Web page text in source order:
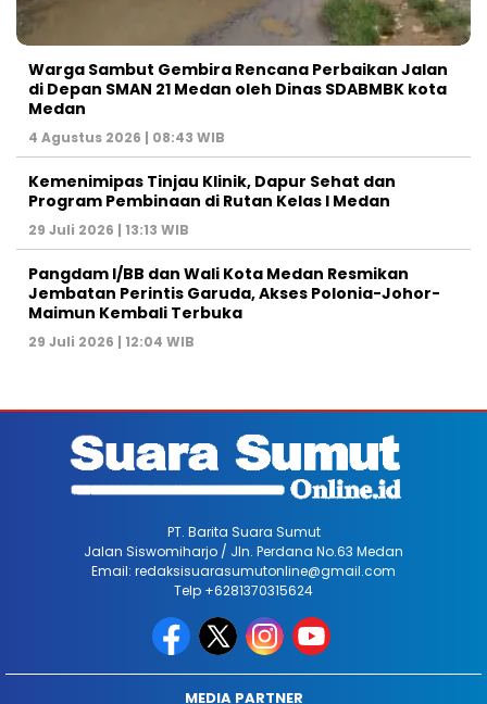
Warga Sambut Gembira Rencana Perbaikan Jalan
di Depan SMAN 21 Medan oleh Dinas SDABMBK kota
Medan
4 Agustus 2026 | 08:43 WIB
Kemenimipas Tinjau Klinik, Dapur Sehat dan
Program Pembinaan di Rutan Kelas I Medan
29 Juli 2026 | 13:13 WIB
Pangdam I/BB dan Wali Kota Medan Resmikan
Jembatan Perintis Garuda, Akses Polonia-Johor-
Maimun Kembali Terbuka
29 Juli 2026 | 12:04 WIB
PT. Barita Suara Sumut
Jalan Siswomiharjo / Jln. Perdana No.63 Medan
Email: redaksisuarasumutonline@gmail.com
Telp +6281370315624
MEDIA PARTNER